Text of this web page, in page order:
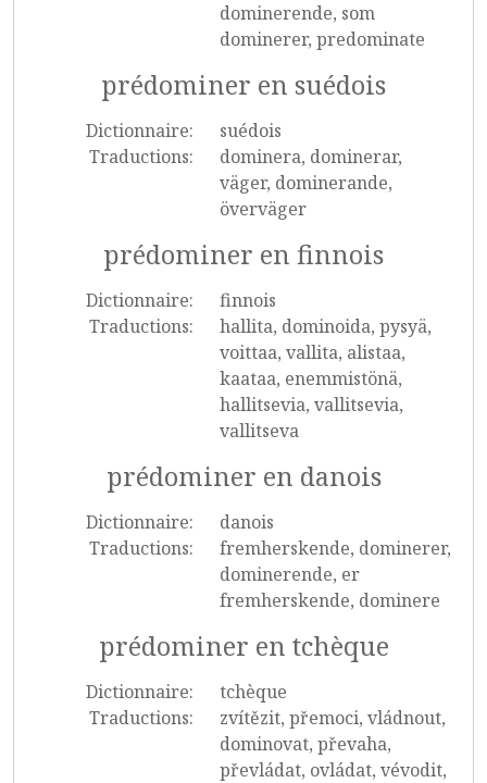
dominerende, som
dominerer, predominate
prédominer en suédois
Dictionnaire:
suédois
Traductions:
dominera, dominerar,
väger, dominerande,
överväger
prédominer en finnois
Dictionnaire:
finnois
Traductions:
hallita, dominoida, pysyä,
voittaa, vallita, alistaa,
kaataa, enemmistönä,
hallitsevia, vallitsevia,
vallitseva
prédominer en danois
Dictionnaire:
danois
Traductions:
fremherskende, dominerer,
dominerende, er
fremherskende, dominere
prédominer en tchèque
Dictionnaire:
tchèque
Traductions:
zvítězit, přemoci, vládnout,
dominovat, převaha,
převládat, ovládat, vévodit,